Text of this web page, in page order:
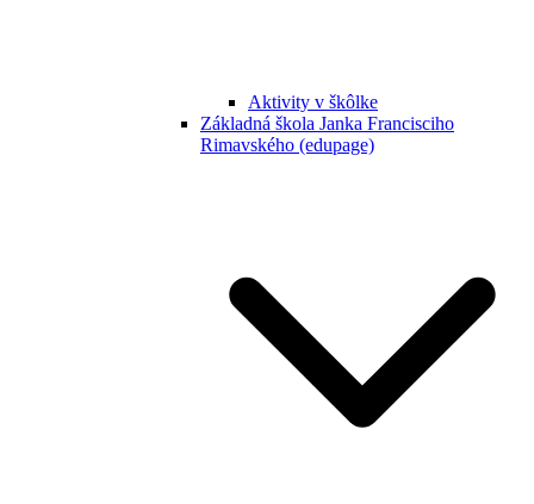
Aktivity v škôlke
Základná škola Janka Francisciho
Rimavského (edupage)